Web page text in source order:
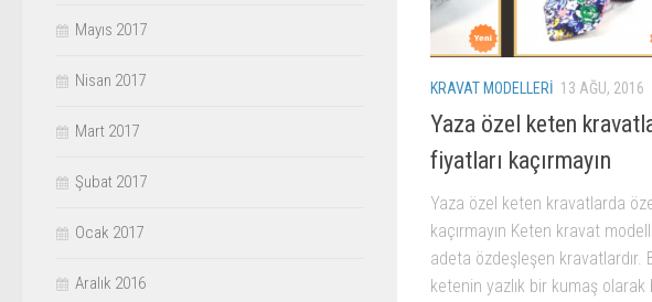
KRAVAT MODELLERI 13 AĞU, 2016
Yaza özel keten
fiyatları kaçırmayın
Yaza özel keten kravatlarda
kaçırmayın Keten kravat
adeta özdeşleşen kravatlardır.
ketenin yazlık bir kumaş
Mayıs 2017
Nisan 2017
Mart 2017
Şubat 2017
Ocak 2017
Aralık 2016